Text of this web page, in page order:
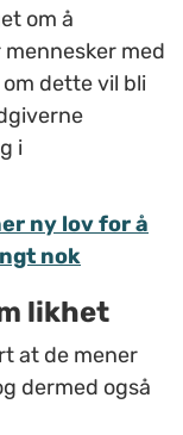
om å
med
dette vil bli
i
ny lov for å
nok
likhet
at de mener
dermed også